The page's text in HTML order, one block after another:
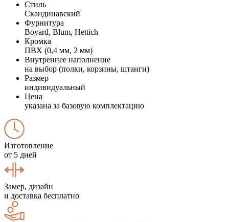
Стиль
Скандинавский
Фурнитура
Boyard, Blum, Hettich
Кромка
ПВХ (0,4 мм, 2 мм)
Внутреннее наполнение
на выбор (полки, корзины, штанги)
Размер
индивидуальный
Цена
указана за базовую комплектацию
Изготовление
от 5 дней
Замер, дизайн
и доставка бесплатно